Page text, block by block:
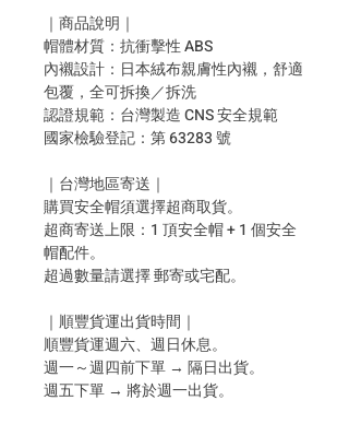
｜商品說明｜
帽體材質：抗衝擊性 ABS
內襯設計：日本絨布親膚性內襯，舒適
包覆，全可拆換／拆洗
認證規範：台灣製造 CNS 安全規範
國家檢驗登記：第 63283 號
｜台灣地區寄送｜
購買安全帽須選擇超商取貨。
超商寄送上限：1 頂安全帽 + 1 個安全
帽配件。
超過數量請選擇 郵寄或宅配。
｜順豐貨運出貨時間｜
順豐貨運週六、週日休息。
週一～週四前下單 → 隔日出貨。
週五下單 → 將於週一出貨。